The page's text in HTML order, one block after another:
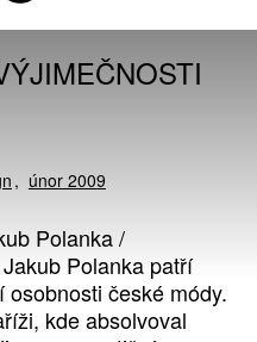
únor 2009
Polanka /
Polanka patří
osobnosti české módy.
kde absolvoval